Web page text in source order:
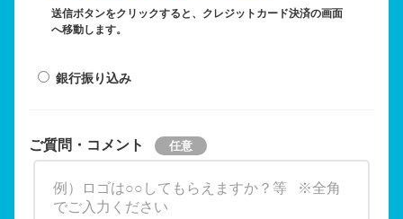
送信ボタンをクリックすると、クレジットカード決済の画面
へ移動します。
銀行振り込み
ご質問・コメント